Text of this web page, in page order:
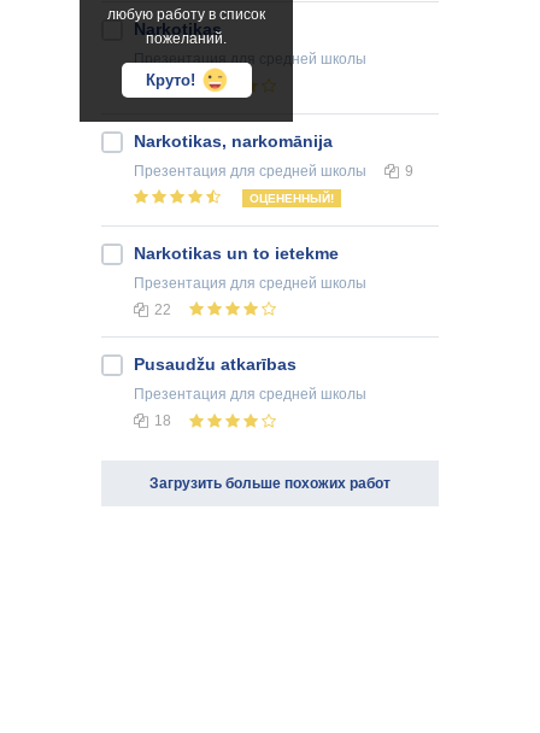
любую работу в список
пожеланий.
Круто!
Narkotikas
Презентациядля средней школы
17
Narkotikas, narkomānija
Презентация для средней школы 9
ОЦЕНЕННЫЙ!
Narkotikas un to ietekme
Презентация для средней школы
22
Pusaudžu atkarības
Презентация для средней школы
18
Загрузить больше похожих работ